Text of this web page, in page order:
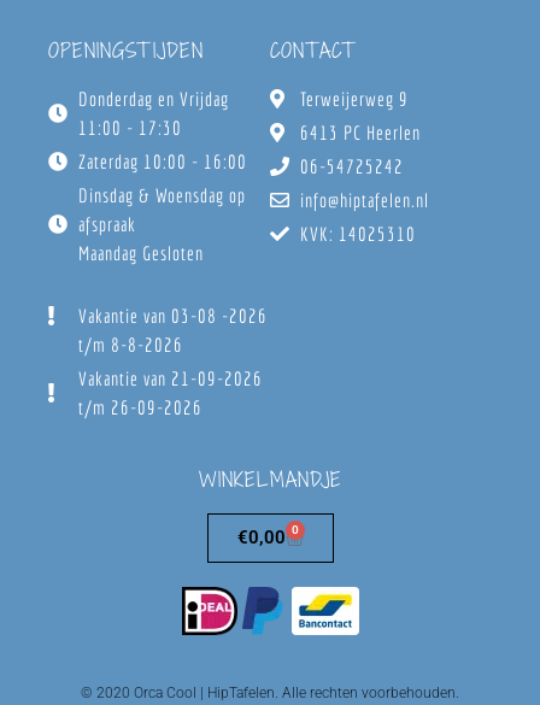
OPENINGSTIJDEN
Donderdag en Vrijdag
11:00 - 17:30
Zaterdag 10:00 - 16:00
Dinsdag & Woensdag op
afspraak
Maandag Gesloten
Vakantie van 03-08 -2026
t/m 8-8-2026
Vakantie van 21-09-2026
t/m 26-09-2026
CONTACT
Terweijerweg 9
6413 PC Heerlen
06-54725242
info@hiptafelen.nl
KVK: 14025310
WINKELMANDJE
€0,00 0
© 2020 Orca Cool | HipTafelen. Alle rechten voorbehouden.